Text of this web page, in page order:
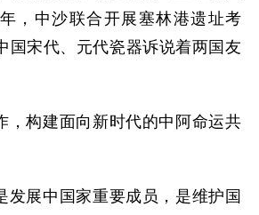
，中沙联合开展塞林港遗址考
国宋代、元代瓷器诉说着两国友
，构建面向新时代的中阿命运共
发展中国家重要成员，是维护国